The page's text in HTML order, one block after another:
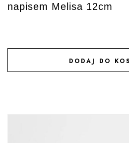
napisem Melisa 12cm
DODAJ DO
DODAJ DO